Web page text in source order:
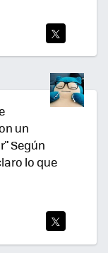
TWI
TEA
R
un
Según
lo que